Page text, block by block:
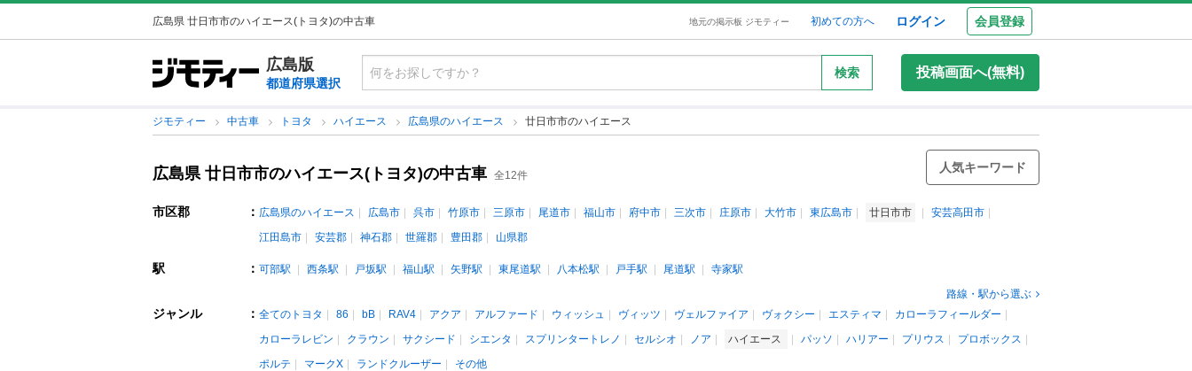
広島県 廿日市市のハイエース(トヨタ)の中古車 地元の掲示板 ジモティー 初めての方へ ログイン 会員登録
広島版
都道府県選択
検索 投稿画面へ(無料)
ジモティー 中古車 トヨタ ハイエース 広島県のハイエース 廿日市市のハイエース
広島県 廿日市市のハイエース(トヨタ)の中古車 全12件
人気キーワード
市区郡 ： 広島県のハイエース 広島市 呉市 竹原市 三原市 尾道市 福山市 府中市 三次市 庄原市 大竹市 東広島市 廿日市市
安芸高田市
江田島市
安芸郡 神石郡 世羅郡 豊田郡 山県郡
駅 ： 可部駅 西条駅 戸坂駅 福山駅 矢野駅 東尾道駅 八本松駅 戸手駅 尾道駅
寺家駅
路線・駅から選ぶ
ジャンル ： 全てのトヨタ 86 bB RAV4 アクア アルファード ウィッシュ ヴィッツ ヴェルファイア ヴォクシー エスティマ
カローラフィールダー
カローラレビン
クラウン サクシード シエンタ スプリンタートレノ セルシオ ノア ハイエース パッソ ハリアー プリウス
プロボックス
ポルテ
マークX ランドクルーザー その他